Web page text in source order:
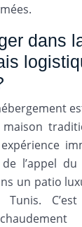
dans
l’appel
un patio
Tunis.